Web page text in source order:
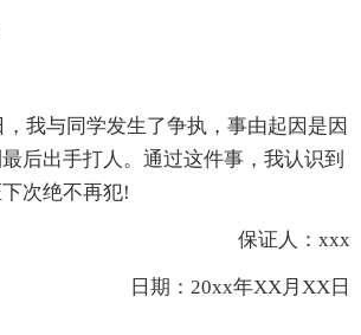
我与同学发生了争执，事由起因是因
后出手打人。通过这件事，我认识到
次绝不再犯!
保证人：xxx
日期：20xx年XX月XX日